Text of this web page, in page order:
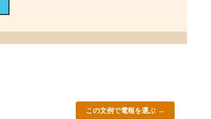
この文例で電報を選ぶ →